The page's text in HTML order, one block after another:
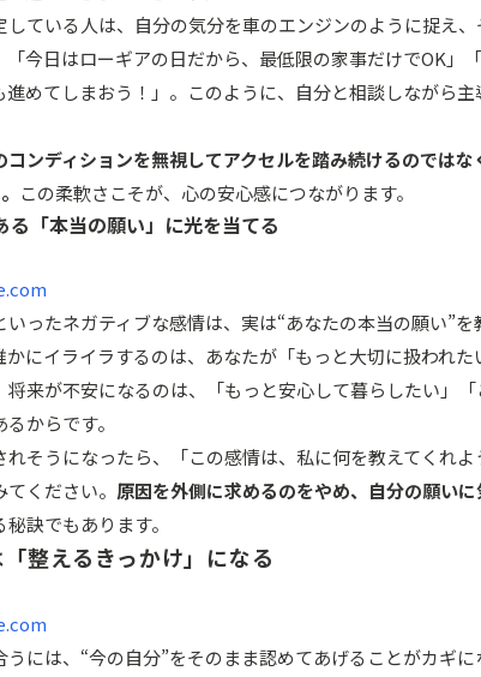
している人は、自分の気分を車のエンジンのように捉え
「今日はローギアの日だから、最低限の家事だけでOK」
進めてしまおう！」。このように、自分と相談しながら
コンディションを無視してアクセルを踏み続けるのでは
この柔軟さこそが、心の安心感につながります。
る「本当の願い」に光を当てる
ったネガティブな感情は、実は“あなたの本当の願い”
かにイライラするのは、あなたが「もっと大切に扱われ
将来が不安になるのは、「もっと安心して暮らしたい」
からです。
れそうになったら、「この感情は、私に何を教えてくれ
ください。 原因を外側に求めるのをやめ、自分の願いに
訣でもあります。
整えるきっかけ」になる
には、“今の自分”をそのまま認めてあげることがカギ